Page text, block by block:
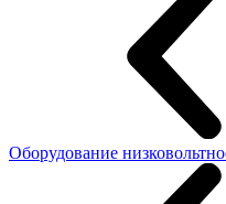
Оборудование